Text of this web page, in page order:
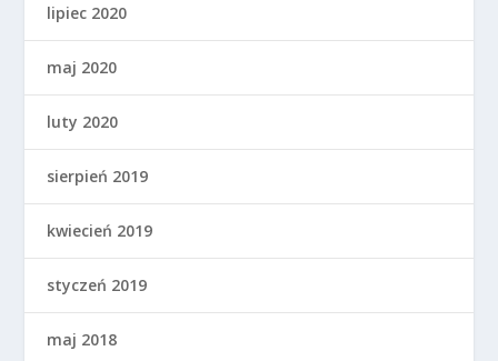
lipiec 2020
maj 2020
luty 2020
sierpień 2019
kwiecień 2019
styczeń 2019
maj 2018